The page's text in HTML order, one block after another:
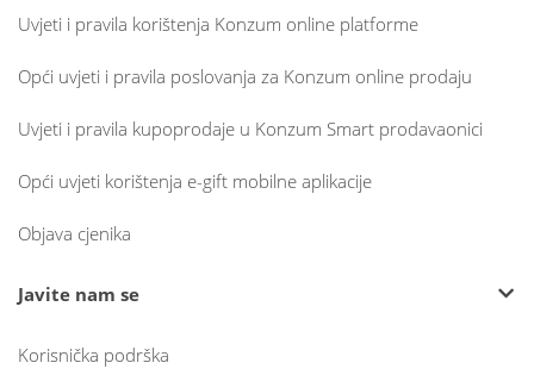
Uvjeti i pravila korištenja Konzum online platforme
Opći uvjeti i pravila poslovanja za Konzum online prodaju
Uvjeti i pravila kupoprodaje u Konzum Smart prodavaonici
Opći uvjeti korištenja e-gift mobilne aplikacije
Objava cjenika
Javite nam se
Korisnička podrška